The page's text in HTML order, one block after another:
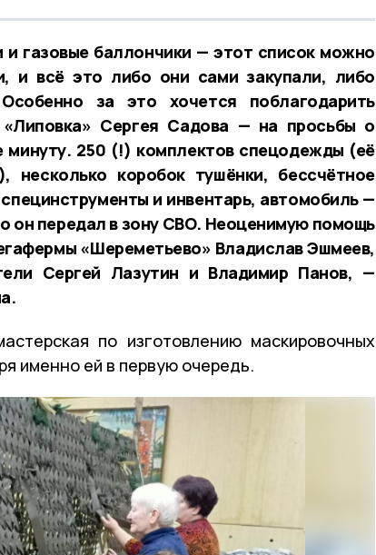
газовые баллончики — этот список можно
и всё это либо они сами закупали, либо
за это хочется поблагодарить
Сергея Садова — на просьбы о
минуту. 250 (!) комплектов спецодежды (её
несколько коробок тушёнки, бессчётное
и инвентарь, автомобиль —
он передал в зону СВО. Неоценимую помощь
«Шереметьево» Владислав Эшмеев,
Сергей Лазутин и Владимир Панов, —
по изготовлению маскировочных
именно ей в первую очередь.